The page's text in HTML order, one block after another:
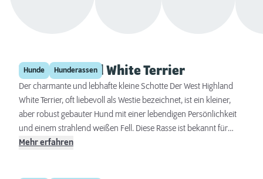
Hunde Hunderassen
West Highland White Terrier
Der charmante und lebhafte kleine Schotte Der West Highland
White Terrier, oft liebevoll als Westie bezeichnet, ist ein kleiner,
aber robust gebauter Hund mit einer lebendigen Persönlichkeit
und einem strahlend weißen Fell. Diese Rasse ist bekannt für
ihren mutigen Charakter und ihre freundliche Art, was sie zu
Mehr erfahren